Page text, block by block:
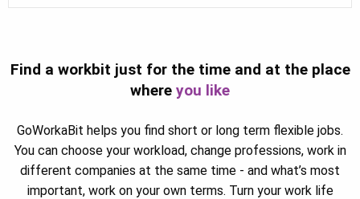
Find a workbit just for the time and at the place
where you like
GoWorkaBit helps you find short or long term flexible jobs.
You can choose your workload, change professions, work in
different companies at the same time - and what’s most
important, work on your own terms. Turn your work life